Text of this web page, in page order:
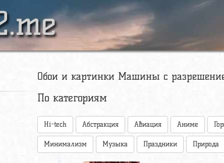
Обои и картинки Машины с
По категориям
Hi-tech Абстракция Авиация Аниме
Минимализм Музыка Праздники Природа